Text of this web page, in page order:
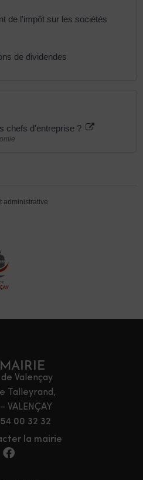
de l'impôt sur les sociétés
de dividendes
chefs d'entreprise ?
administrative
Valençay
Talleyrand,
VALENÇAY
00 32 32
la mairie